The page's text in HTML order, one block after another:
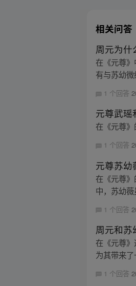
相关问答
周元为什
在《元尊
有与苏幼微
1 个回答
元尊武瑶
在《元尊
1 个回答
元尊苏幼
在《元尊
中，苏幼
1 个回答
周元和苏
在《元尊
为其带来
1 个回答